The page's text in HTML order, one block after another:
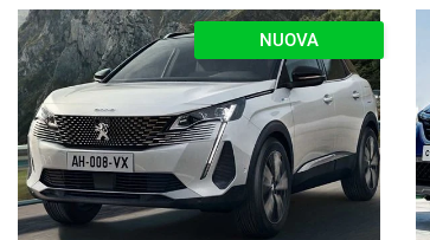
NUOVA